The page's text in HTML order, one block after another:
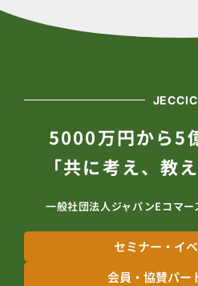
5000万円から5
「共に考え、教
一般社団法人ジャパンEコマ
セミナー・イ
会員・協賛パー